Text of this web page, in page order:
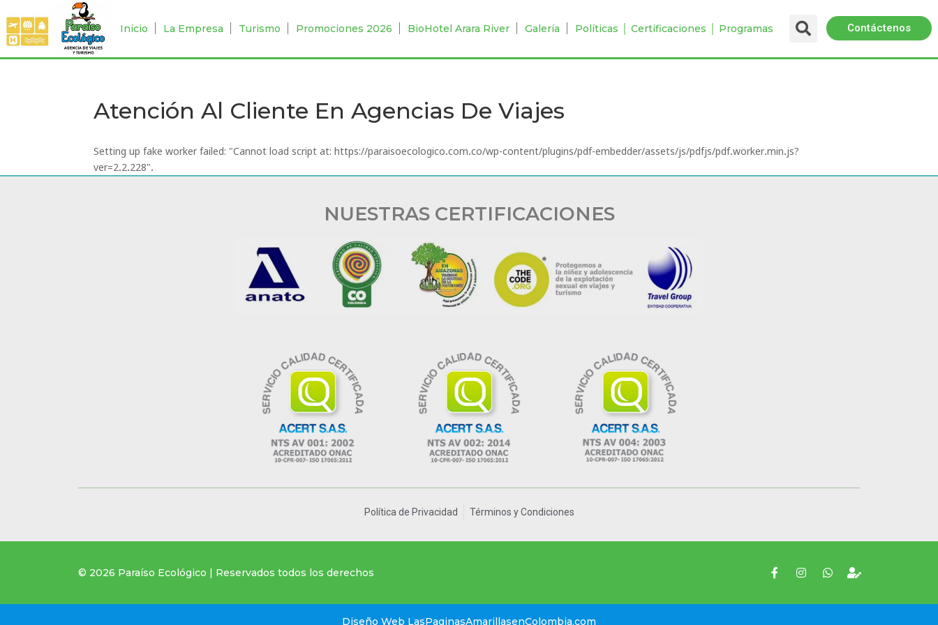
Inicio La Empresa Turismo Promociones 2026 BioHotel Arara River Galería Políticas │ Certificaciones │ Programas Contáctenos
Atención Al Cliente En Agencias De Viajes
Setting up fake worker failed: "Cannot load script at: https://paraisoecologico.com.co/wp-content/plugins/pdf-embedder/assets/js/pdfjs/pdf.worker.min.js?
ver=2.2.228".
NUESTRAS CERTIFICACIONES
Política de Privacidad Términos y Condiciones
© 2026 Paraíso Ecológico | Reservados todos los derechos
Diseño Web LasPaginasAmarillasenColombia.com